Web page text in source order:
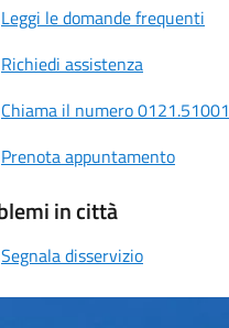
Leggi le domande frequenti
Richiedi assistenza
Chiama il numero 0121.51001
Prenota appuntamento
in città
Segnala disservizio